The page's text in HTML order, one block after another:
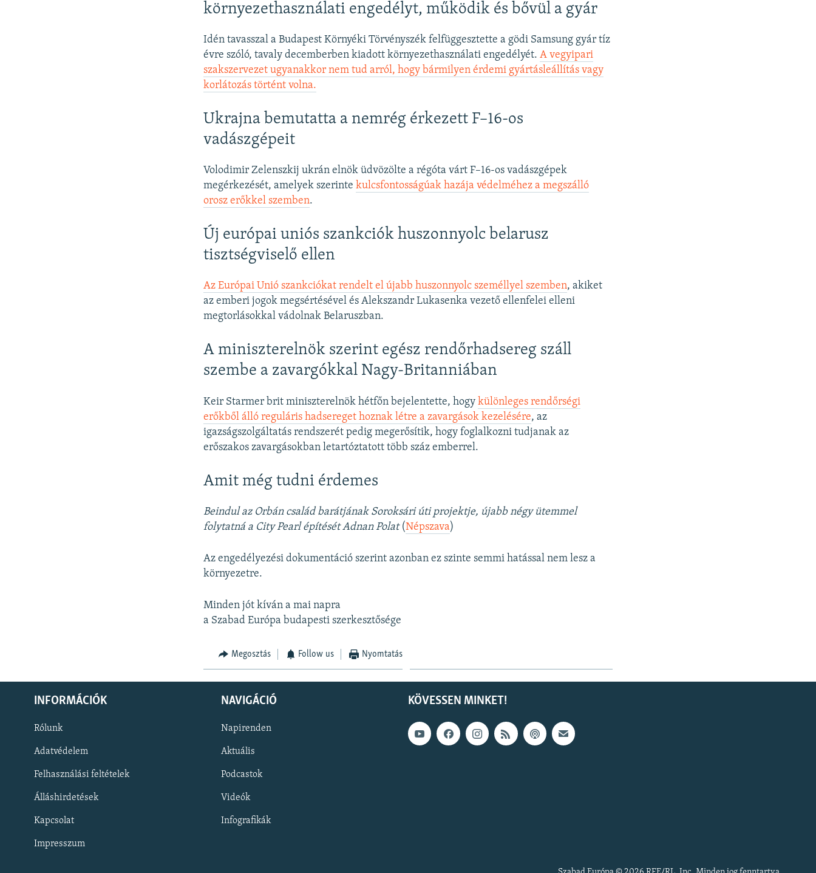
környezethasználati engedélyt, működik és bővül a gyár
Idén tavasszal a Budapest Környéki Törvényszék felfüggesztette a gödi Samsung gyár tíz
évre szóló, tavaly decemberben kiadott környezethasználati engedélyét.A vegyipari
szakszervezet ugyanakkor nem tud arról, hogy bármilyen érdemi gyártásleállítás vagy
korlátozás történt volna.
Ukrajna bemutatta a nemrég érkezett F–16-os
vadászgépeit
Volodimir Zelenszkij ukrán elnök üdvözölte a régóta várt F–16-os vadászgépek
megérkezését, amelyek szerintekulcsfontosságúak hazája védelméhez a megszálló
orosz erőkkel szemben.
Új európai uniós szankciók huszonnyolc belarusz
tisztségviselő ellen
Az Európai Unió szankciókat rendelt el újabb huszonnyolc személlyel szemben, akiket
az emberi jogok megsértésével és Alekszandr Lukasenka vezető ellenfelei elleni
megtorlásokkal vádolnak Belaruszban.
A miniszterelnök szerint egész rendőrhadsereg száll
szembe a zavargókkal Nagy-Britanniában
Keir Starmer brit miniszterelnök hétfőn bejelentette, hogykülönleges rendőrségi
erőkből álló reguláris hadsereget hoznak létre a zavargások kezelésére, az
igazságszolgáltatás rendszerét pedig megerősítik, hogy foglalkozni tudjanak az
erőszakos zavargásokban letartóztatott több száz emberrel.
Amit még tudni érdemes
Beindul az Orbán család barátjának Soroksári úti projektje, újabb négy ütemmel
folytatná a City Pearl építését Adnan Polat(Népszava)
Az engedélyezési dokumentáció szerint azonban ez szinte semmi hatással nem lesz a
környezetre.
Minden jót kíván a mai napra
a Szabad Európa budapesti szerkesztősége
Megosztás Follow us Nyomtatás
KÖVESSEN MINKET!
INFORMÁCIÓK
Rólunk
Adatvédelem
Felhasználási feltételek
Álláshirdetések
Kapcsolat
Impresszum
NAVIGÁCIÓ
Napirenden
Aktuális
Podcastok
Videók
Infografikák